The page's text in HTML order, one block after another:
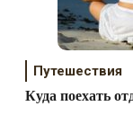
Путешествия
Куда поехать